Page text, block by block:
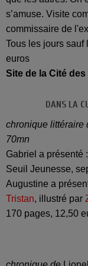
s’amuse. Visite
commissaire de
Tous les jours sauf
euros
Site de la Cité
DANS LA
chronique littéraire
70mn
Gabriel a présenté
Seuil Jeunesse,
Augustine a
Tristan, illustré par
170 pages, 12,50